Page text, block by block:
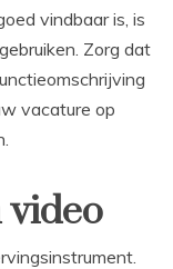
vindbaar is, is
Zorg dat
vacature op